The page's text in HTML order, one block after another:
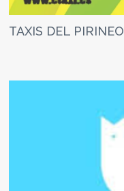
TAXIS DEL PIRINEO